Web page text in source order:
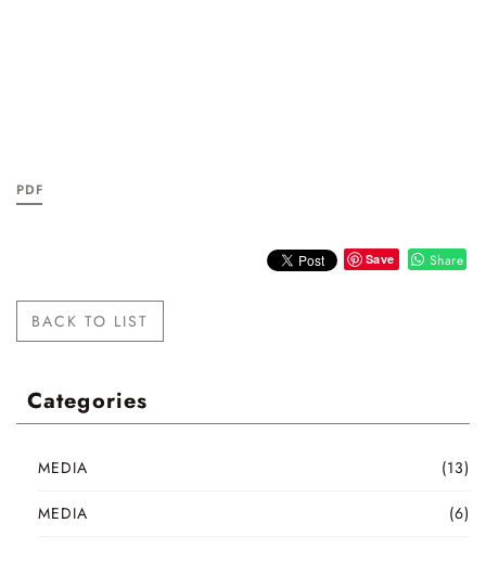
Categories
MEDIA (13)
MEDIA (6)
PDF
Save Share
BACK TO LIST